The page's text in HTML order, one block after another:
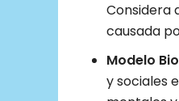
Considera
causada
Modelo
y sociales